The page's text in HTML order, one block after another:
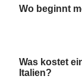
Wo beginnt
Was kostet
Italien?